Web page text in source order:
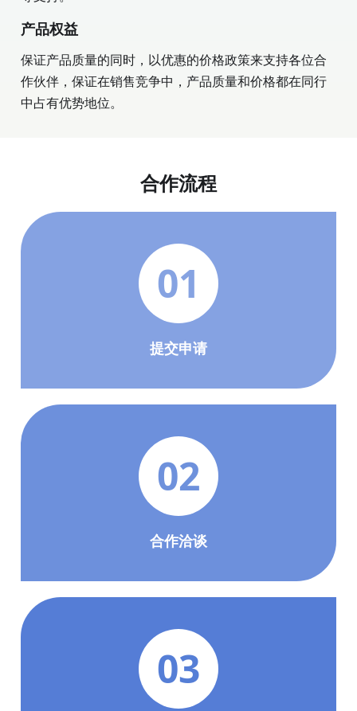
产品权益
保证产品质量的同时，以优惠的价格政策来支持各位合
作伙伴，保证在销售竞争中，产品质量和价格都在同行
中占有优势地位。
合作流程
01
提交申请
02
合作洽谈
03